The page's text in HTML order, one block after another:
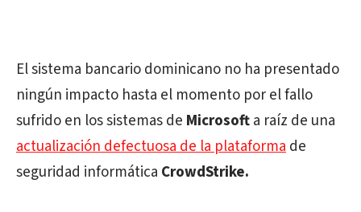
El sistema bancario dominicano no ha presentado
ningún impacto hasta el momento por el fallo
sufrido en los sistemas de Microsofta raíz de una
actualización defectuosa de la plataformade
seguridad informática CrowdStrike.